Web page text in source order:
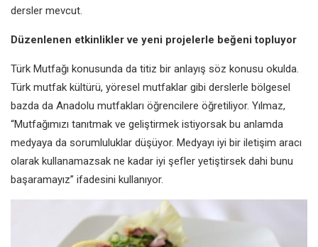
dersler mevcut.
Düzenlenen etkinlikler ve yeni projelerle beğeni topluyor
Türk Mutfağı konusunda da titiz bir anlayış söz konusu okulda.
Türk mutfak kültürü, yöresel mutfaklar gibi derslerle bölgesel
bazda da Anadolu mutfakları öğrencilere öğretiliyor. Yılmaz,
“Mutfağımızı tanıtmak ve geliştirmek istiyorsak bu anlamda
medyaya da sorumluluklar düşüyor. Medyayı iyi bir iletişim aracı
olarak kullanamazsak ne kadar iyi şefler yetiştirsek dahi bunu
başaramayız” ifadesini kullanıyor.